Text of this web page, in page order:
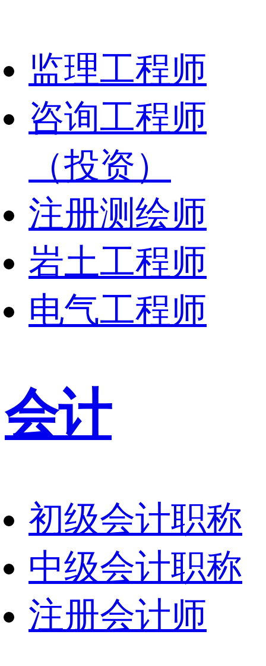
监理工程师
咨询工程师
（投资）
注册测绘师
岩土工程师
电气工程师
会计
初级会计职称
中级会计职称
注册会计师